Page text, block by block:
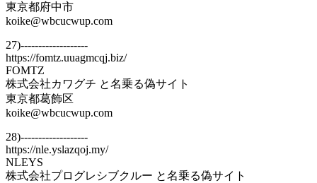
東京都府中市
koike@wbcucwup.com
27)-------------------
https://fomtz.uuagmcqj.biz/
FOMTZ
株式会社カワグチ と名乗る偽サイト
東京都葛飾区
koike@wbcucwup.com
28)-------------------
https://nle.yslazqoj.my/
NLEYS
株式会社プログレシブクルー と名乗る偽サイト